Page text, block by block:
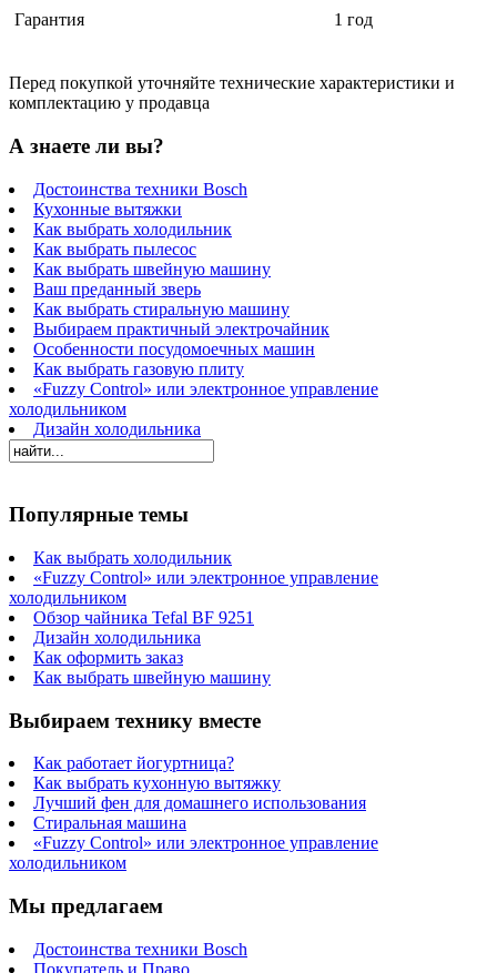
Гарантия
1 год
Перед покупкой уточняйте технические характеристики и
комплектацию у продавца
А знаете ли вы?
Достоинства техники Bosch
Кухонные вытяжки
Как выбрать холодильник
Как выбрать пылесос
Как выбрать швейную машину
Ваш преданный зверь
Как выбрать стиральную машину
Выбираем практичный электрочайник
Особенности посудомоечных машин
Как выбрать газовую плиту
«Fuzzy Control» или электронное управление
холодильником
Дизайн холодильника
Популярные темы
Как выбрать холодильник
«Fuzzy Control» или электронное управление
холодильником
Обзор чайника Tefal BF 9251
Дизайн холодильника
Как оформить заказ
Как выбрать швейную машину
Выбираем технику вместе
Как работает йогуртница?
Как выбрать кухонную вытяжку
Лучший фен для домашнего использования
Стиральная машина
«Fuzzy Control» или электронное управление
холодильником
Мы предлагаем
Достоинства техники Bosch
Покупатель и Право